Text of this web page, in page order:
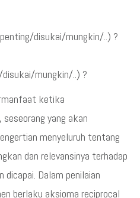
disukai/mungkin/..) ?
mungkin/..) ?
ketika
yang akan
menyeluruh tentang
dan relevansinya terhadap
Dalam penilaian
berlaku aksioma reciprocal